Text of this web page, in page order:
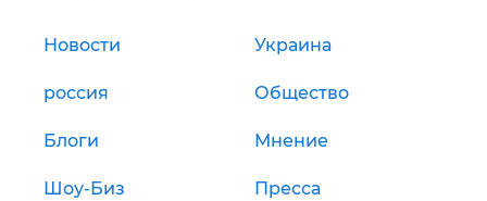
Новости Украина
россия Общество
Блоги Мнение
Шоу-Биз Пресса